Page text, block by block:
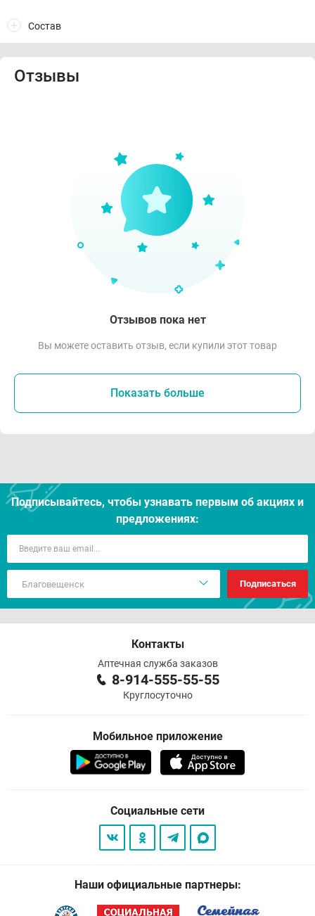
Состав
Отзывы
Отзывов пока нет
Вы можете оставить отзыв, если купили этот товар
Показать больше
Подписывайтесь, чтобы узнавать первым об акцияx и
предложениях:
Подписаться
Контакты
Аптечная служба заказов
8-914-555-55-55
Круглосуточно
Мобильное приложение
Социальные сети
Наши официальные партнеры: